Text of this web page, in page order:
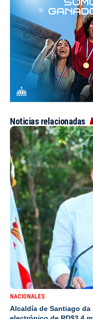
Noticias relacionadas
NACIONALES
Alcaldía de Santiago